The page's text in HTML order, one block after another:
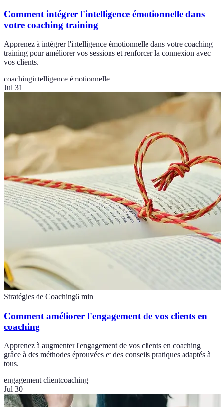
Comment intégrer l'intelligence émotionnelle dans
votre coaching training
Apprenez à intégrer l'intelligence émotionnelle dans votre coaching
training pour améliorer vos sessions et renforcer la connexion avec
vos clients.
coachingintelligence émotionnelle
Jul 31
Stratégies de Coaching6 min
Comment améliorer l'engagement de vos clients en
coaching
Apprenez à augmenter l'engagement de vos clients en coaching
grâce à des méthodes éprouvées et des conseils pratiques adaptés à
tous.
engagement clientcoaching
Jul 30